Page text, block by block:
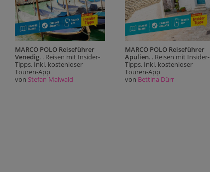
MARCO POLO Reiseführer
Venedig. . Reisen mit Insider-
Tipps. Inkl. kostenloser
Touren-App
von Stefan Maiwald
MARCO POLO Reiseführer
Apulien. . Reisen mit Insider-
Tipps. Inkl. kostenloser
Touren-App
von Bettina Dürr